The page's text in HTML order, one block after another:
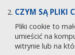
CZYM SĄ PLIKI
Pliki cookie to
umieścić na
witrynie lub na